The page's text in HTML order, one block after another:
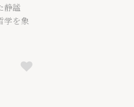
静謐
学を象